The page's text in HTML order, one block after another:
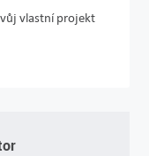
vlastní projekt